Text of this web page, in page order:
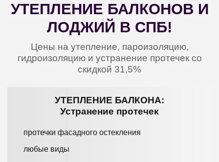
УТЕПЛЕНИЕ БАЛКОНОВ И
ЛОДЖИЙ В СПБ!
Цены на утепление, пароизоляцию,
гидроизоляцию и устранение протечек со
скидкой 31,5%
УТЕПЛЕНИЕ БАЛКОНА:
Устранение протечек
протечки фасадного остекления
любые виды